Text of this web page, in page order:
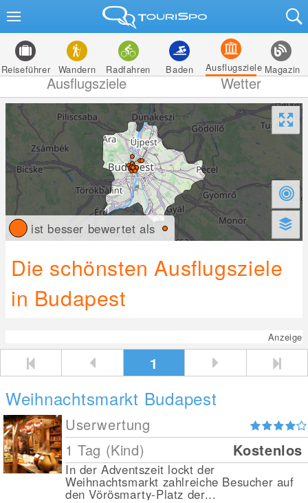
Reiseführer Wandern Radfahren Baden Ausflugsziele Magazin
Ausflugsziele Wetter
ist besser bewertet als
Die schönsten Ausflugsziele
in Budapest
Anzeige
1
Weihnachtsmarkt Budapest
Userwertung
1 Tag (Kind)
Kostenlos
In der Adventszeit lockt der
Weihnachtsmarkt zahlreiche Besucher auf
den Vörösmarty-Platz der...